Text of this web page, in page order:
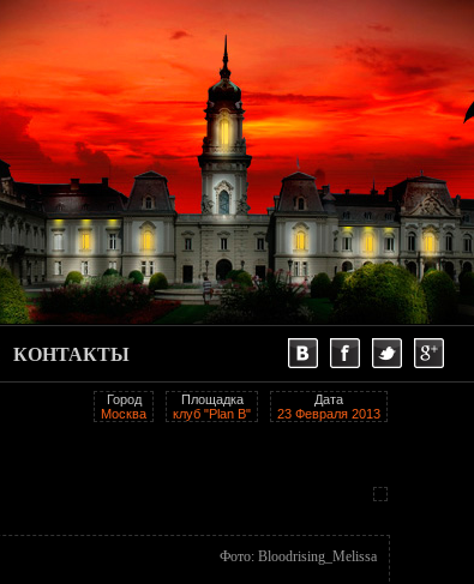
КОНТАКТЫ
Дата
23 Февраля 2013
Площадка
клуб "Plan B"
Город
Москва
Фото: Bloodrising_Melissa